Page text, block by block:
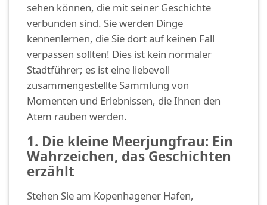
sehen können, die mit seiner Geschichte
verbunden sind. Sie werden Dinge
kennenlernen, die Sie dort auf keinen Fall
verpassen sollten! Dies ist kein normaler
Stadtführer; es ist eine liebevoll
zusammengestellte Sammlung von
Momenten und Erlebnissen, die Ihnen den
Atem rauben werden.
1. Die kleine Meerjungfrau: Ein
Wahrzeichen, das Geschichten
erzählt
Stehen Sie am Kopenhagener Hafen,